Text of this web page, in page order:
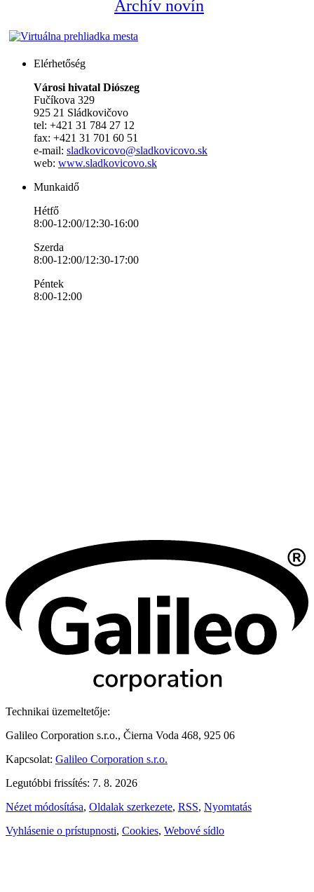
Archív novín
Elérhetőség
Városi hivatal Diószeg
Fučíkova 329
925 21 Sládkovičovo
tel: +421 31 784 27 12
fax: +421 31 701 60 51
e-mail: sladkovicovo@sladkovicovo.sk
web: www.sladkovicovo.sk
Munkaidő
Hétfő
8:00-12:00/12:30-16:00
Szerda
8:00-12:00/12:30-17:00
Péntek
8:00-12:00
Technikai üzemeltetője:
Galileo Corporation s.r.o., Čierna Voda 468, 925 06
Kapcsolat: Galileo Corporation s.r.o.
Legutóbbi frissítés: 7. 8. 2026
Nézet módosítása, Oldalak szerkezete, RSS, Nyomtatás
Vyhlásenie o prístupnosti, Cookies, Webové sídlo